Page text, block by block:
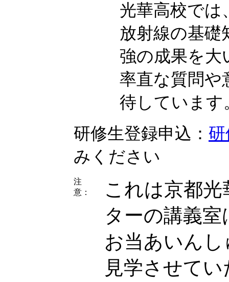
光華高校では
放射線の基礎
強の成果を大
率直な質問や
待しています
研修生登録申込：
みください
注
意：
これは京都
ターの講義
お当あいん
見学させて